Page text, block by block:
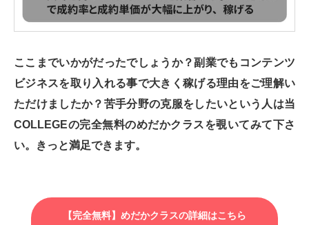
ここまでいかがだったでしょうか？副業でもコンテンツ
ビジネスを取り入れる事で大きく稼げる理由をご理解い
ただけましたか？苦手分野の克服をしたいという人は当
COLLEGEの完全無料のめだかクラスを覗いてみて下さ
い。きっと満足できます。
【完全無料】めだかクラスの詳細はこちら